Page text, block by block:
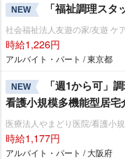
NEW 「福祉調理ス
社会福祉法人友遊の家/友遊 ケ
時給1,226円
アルバイト・パート / 東京都
NEW
「週1から可」
看護小規模多機能型居
医療法人やまどり医院/看護小
時給1,177円
アルバイト・パート / 大阪府